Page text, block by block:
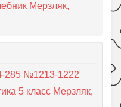
Мерзляк,
285 №1213-1222
5 класс Мерзляк,